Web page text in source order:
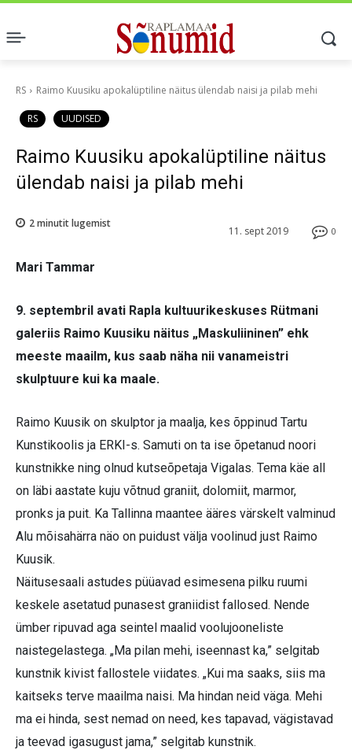
RS Raimo Kuusiku apokalüptiline näitus ülendab naisi ja pilab mehi
RS UUDISED
Raimo Kuusiku apokalüptiline näitus
ülendab naisi ja pilab mehi
0
11. sept 2019
2minutit lugemist
Mari Tammar
9. septembril avati Rapla kultuurikeskuses Rütmani
galeriis Raimo Kuusiku näitus „Maskuliininen” ehk
meeste maailm, kus saab näha nii vanameistri
skulptuure kui ka maale.
Raimo Kuusik on skulptor ja maalja, kes õppinud Tartu
Kunstikoolis ja ERKI-s. Samuti on ta ise õpetanud noori
kunstnikke ning olnud kutseõpetaja Vigalas. Tema käe all
on läbi aastate kuju võtnud graniit, dolomiit, marmor,
pronks ja puit. Ka Tallinna maantee ääres värskelt valminud
Alu mõisahärra näo on puidust välja voolinud just Raimo
Kuusik.
Näitusesaali astudes püüavad esimesena pilku ruumi
keskele asetatud punasest graniidist fallosed. Nende
ümber ripuvad aga seintel maalid voolujooneliste
naistegelastega. „Ma pilan mehi, iseennast ka,” selgitab
kunstnik kivist fallostele viidates. „Kui ma saaks, siis ma
kaitseks terve maailma naisi. Ma hindan neid väga. Mehi
ma ei hinda, sest nemad on need, kes tapavad, vägistavad
ja teevad igasugust jama,” selgitab kunstnik.